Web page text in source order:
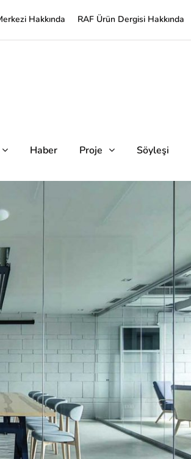
Hakkında RAF Ürün Dergisi Hakkında
Haber Proje Söyleşi